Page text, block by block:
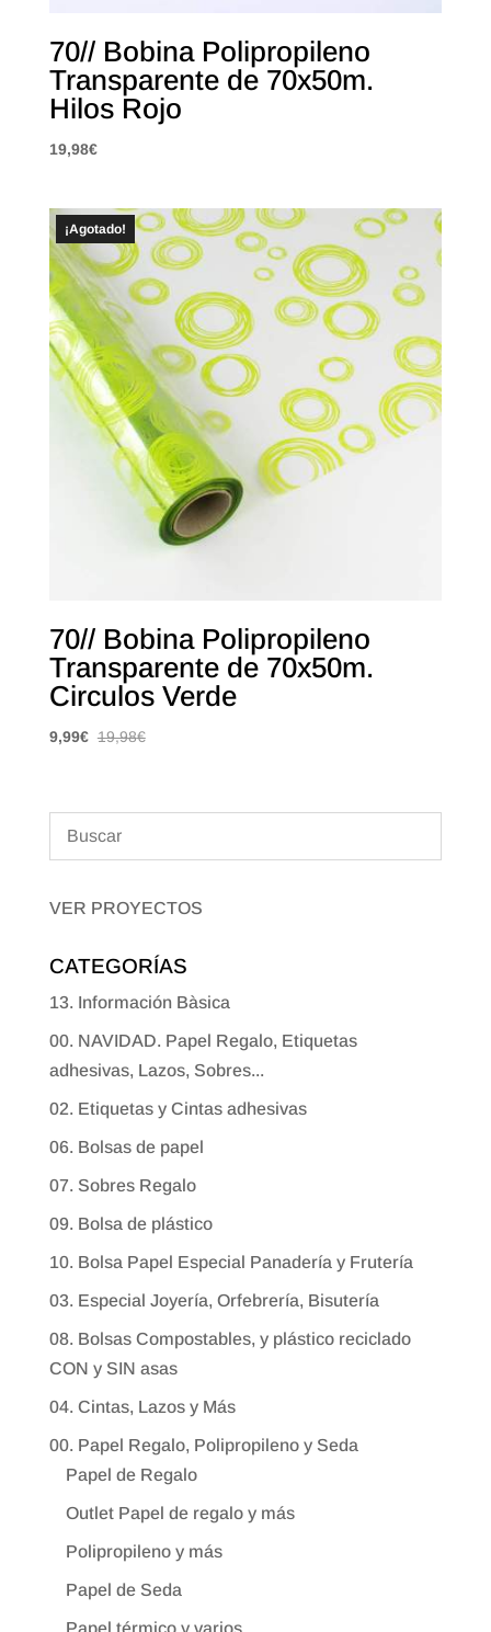
70// Bobina Polipropileno
Transparente de 70x50m.
Hilos Rojo
19,98€
¡Agotado!
70// Bobina Polipropileno
Transparente de 70x50m.
Circulos Verde
9,99€ 19,98€
VER PROYECTOS
CATEGORÍAS
13. Información Bàsica
00. NAVIDAD. Papel Regalo, Etiquetas
adhesivas, Lazos, Sobres...
02. Etiquetas y Cintas adhesivas
06. Bolsas de papel
07. Sobres Regalo
09. Bolsa de plástico
10. Bolsa Papel Especial Panadería y Frutería
03. Especial Joyería, Orfebrería, Bisutería
08. Bolsas Compostables, y plástico reciclado
CON y SIN asas
04. Cintas, Lazos y Más
00. Papel Regalo, Polipropileno y Seda
Papel de Regalo
Outlet Papel de regalo y más
Polipropileno y más
Papel de Seda